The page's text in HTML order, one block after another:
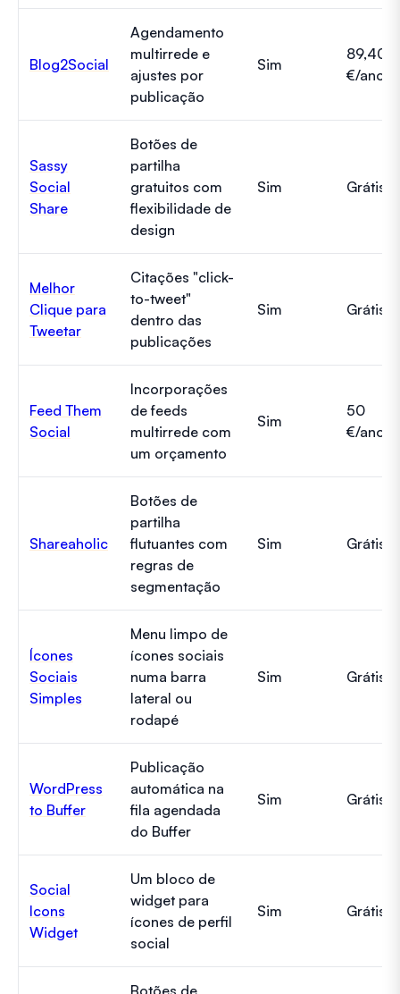
Blog2Social
Agendamento
multirrede e
ajustes por
publicação
Sim
89,40
€/ano
Sassy
Social
Share
Botões de
partilha
gratuitos com
flexibilidade de
design
Sim Grátis
Melhor
Clique para
Tweetar
Citações "click-
to-tweet"
dentro das
publicações
Sim Grátis
Feed Them
Social
Incorporações
de feeds
multirrede com
um orçamento
Sim
50
€/ano
Shareaholic
Botões de
partilha
flutuantes com
regras de
segmentação
Sim Grátis
Ícones
Sociais
Simples
Menu limpo de
ícones sociais
numa barra
lateral ou
rodapé
Sim Grátis
WordPress
to Buffer
Publicação
automática na
fila agendada
do Buffer
Sim Grátis
Social
Icons
Widget
Um bloco de
widget para
ícones de perfil
social
Sim Grátis
Botões de